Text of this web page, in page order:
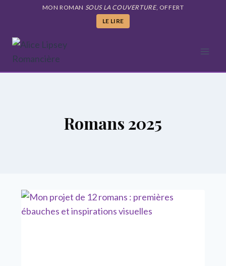
contenu
MON ROMAN SOUS LA COUVERTURE, OFFERT
LE LIRE
Romans 2025